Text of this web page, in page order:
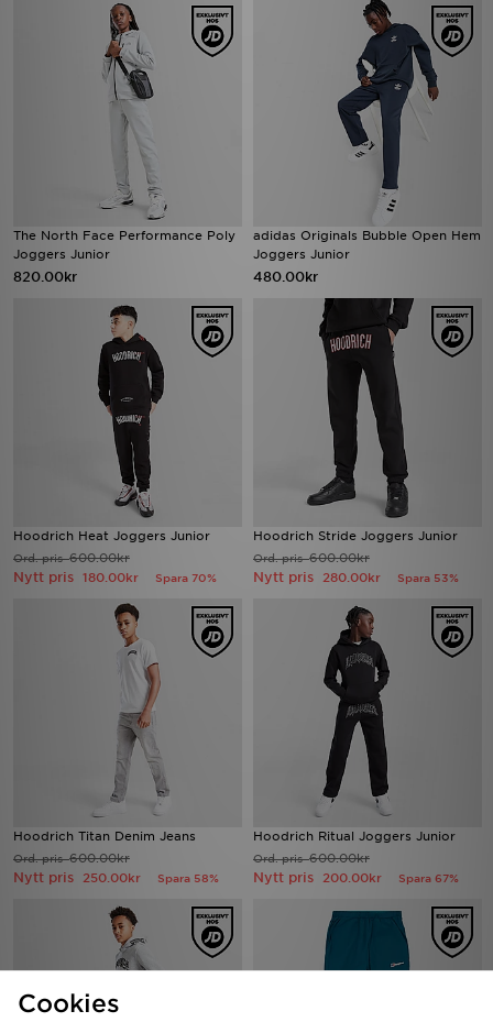
The North Face Performance Poly
Joggers Junior
820.00kr
adidas Originals Bubble Open Hem
Joggers Junior
480.00kr
Hoodrich Heat Joggers Junior
Ord. pris600.00kr
Nytt pris 180.00kr Spara 70%
Hoodrich Stride Joggers Junior
Ord. pris600.00kr
Nytt pris 280.00kr Spara 53%
Hoodrich Titan Denim Jeans
Ord. pris600.00kr
Nytt pris 250.00kr Spara 58%
Hoodrich Ritual Joggers Junior
Ord. pris600.00kr
Nytt pris 200.00kr Spara 67%
Cookies